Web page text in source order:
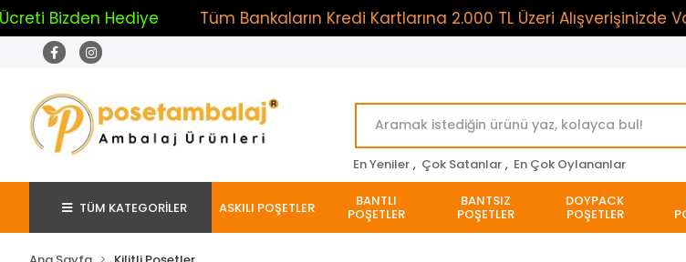
Hediye Tüm Bankaların Kredi Kartlarına 2.000 TL Üzeri Alışverişinizde Vade
En Yeniler , Çok Satanlar , En Çok Oylananlar
TÜM KATEGORİLER ASKILI POŞETLER BANTLI
POŞETLER
BANTSIZ
POŞETLER
DOYPACK
POŞETLER